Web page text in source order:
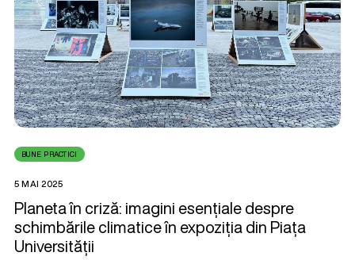
BUNE PRACTICI
5 MAI 2025
Planeta în criză: imagini esențiale despre
schimbările climatice în expoziția din Piața
Universității